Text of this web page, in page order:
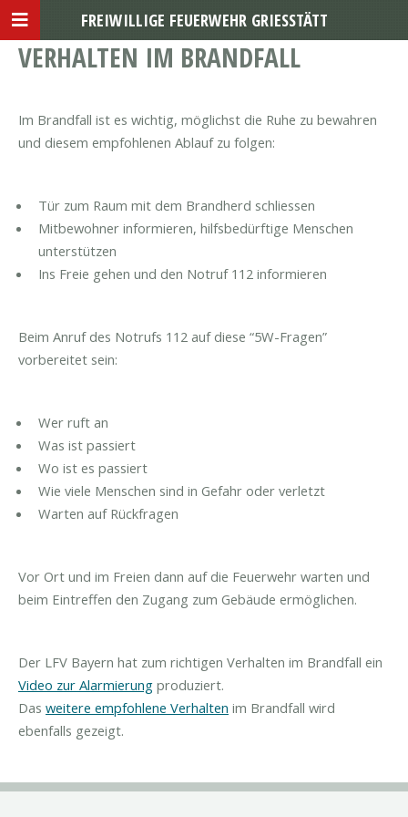
VERHALTEN IM BRANDFALL
Im Brandfall ist es wichtig, möglichst die Ruhe zu bewahren
und diesem empfohlenen Ablauf zu folgen:
Tür zum Raum mit dem Brandherd schliessen
Mitbewohner informieren, hilfsbedürftige Menschen
unterstützen
Ins Freie gehen und den Notruf 112 informieren
Beim Anruf des Notrufs 112 auf diese “5W-Fragen”
vorbereitet sein:
Wer ruft an
Was ist passiert
Wo ist es passiert
Wie viele Menschen sind in Gefahr oder verletzt
Warten auf Rückfragen
Vor Ort und im Freien dann auf die Feuerwehr warten und
beim Eintreffen den Zugang zum Gebäude ermöglichen.
Der LFV Bayern hat zum richtigen Verhalten im Brandfall ein
Video zur Alarmierung produziert.
Das weitere empfohlene Verhalten im Brandfall wird
ebenfalls gezeigt.
FREIWILLIGE FEUERWEHR GRIESSTÄTT